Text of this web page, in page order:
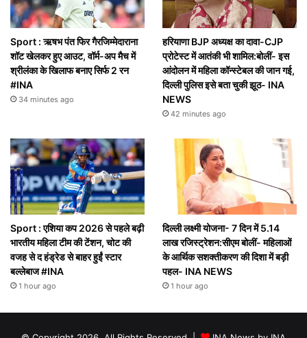
Sport : ऋषभ पंत फिर गैरजिम्मेदाराना
शॉट खेलकर हुए आउट, वॉर्म-अप मैच में
श्रीलंका के खिलाफ बनाए सिर्फ 2 रन
#INA
34 minutes ago
हरियाणा BJP अध्यक्ष का दावा-CJP
प्रोटेस्ट में आतंकी भी शामिल:बोलीं- इस
आंदोलन में महिला कॉन्स्टेबल की जान गई,
दिल्ली पुलिस इसे बता चुकी झूठ- INA
NEWS
42 minutes ago
Sport : एशिया कप 2026 से पहले बढ़ी
भारतीय महिला टीम की टेंशन, चोट की
वजह से द हंड्रेड से बाहर हुईं स्टार
बल्लेबाज #INA
1 hour ago
दिल्ली लक्ष्मी योजना- 7 दिन में 5.14
लाख रजिस्ट्रेशन:सीएम बोलीं- महिलाओं
के आर्थिक सशक्तीकरण की दिशा में बड़ी
पहल- INA NEWS
1 hour ago